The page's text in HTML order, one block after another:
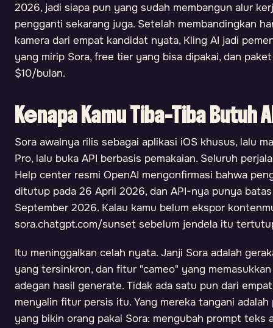
2026, jadi siapa pun yang sudah membangun alur
pengganti sekarang juga. Setelah membandingkan
kamera dari empat kandidat nyata, Kling AI jadi
yang mirip Sora, free tier yang bisa dipakai, dan
$10/bulan.
Kenapa Kamu Tiba-Tiba
Sora awalnya rilis sebagai aplikasi iOS khusus, lalu
Pro, lalu buka API berbasis pemakaian. Seluruh
Help center resmi OpenAI mengonfirmasi bahwa
ditutup pada 26 April 2026, dan API-nya punya
September 2026. Kalau kamu belum ekspor
sora.chatgpt.com/sunset sebelum jendela itu
Itu meninggalkan celah nyata. Janji Sora adalah
yang tersinkron, dan fitur "cameo" yang
adegan hasil generate. Tidak ada satu pun dari
menyalin fitur persis itu. Yang mereka tangani
yang bikin orang pakai Sora: mengubah prompt teks